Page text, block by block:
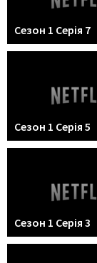
Сезон 1 Серія 7
Сезон 1 Серія 5
Сезон 1 Серія 3